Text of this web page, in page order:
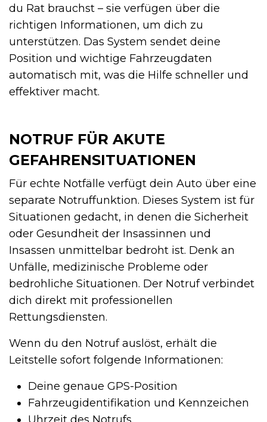
du Rat brauchst – sie verfügen über die
richtigen Informationen, um dich zu
unterstützen. Das System sendet deine
Position und wichtige Fahrzeugdaten
automatisch mit, was die Hilfe schneller und
effektiver macht.
NOTRUF FÜR AKUTE
GEFAHRENSITUATIONEN
Für echte Notfälle verfügt dein Auto über eine
separate Notruffunktion. Dieses System ist für
Situationen gedacht, in denen die Sicherheit
oder Gesundheit der Insassinnen und
Insassen unmittelbar bedroht ist. Denk an
Unfälle, medizinische Probleme oder
bedrohliche Situationen. Der Notruf verbindet
dich direkt mit professionellen
Rettungsdiensten.
Wenn du den Notruf auslöst, erhält die
Leitstelle sofort folgende Informationen:
Deine genaue GPS-Position
Fahrzeugidentifikation und Kennzeichen